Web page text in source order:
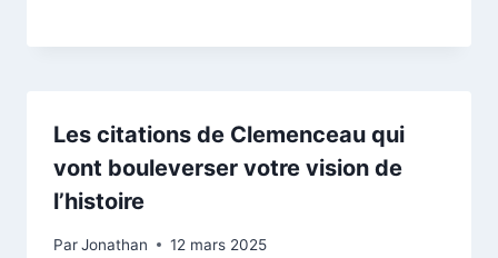
Les citations de Clemenceau qui
vont bouleverser votre vision de
l’histoire
ParJonathan 12 mars 2025